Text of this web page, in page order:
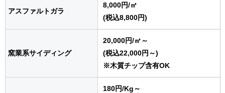
アスファルトガラ
8,000円/㎥
(税込8,800円)
窯業系サイディング
20,000円/㎥ ～
(税込22,000円～)
※木質チップ含有OK
180円/Kg ～